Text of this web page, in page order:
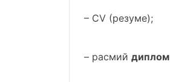
– CV (резуме);
– расмий диплом